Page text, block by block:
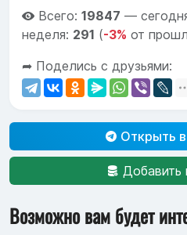
Всего: 19847 —
неделя: 291 (-3% от
➦ Поделись с друзьями:
Открыть
Добавить
Возможно вам будет